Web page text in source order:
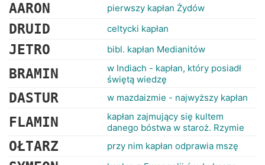
AARON pierwszy kapłan Żydów
DRUID celtycki kapłan
JETRO bibl. kapłan Medianitów
BRAMIN
w Indiach - kapłan, który posiadł
świętą wiedzę
DASTUR w mazdaizmie - najwyższy kapłan
FLAMIN
kapłan zajmujący się kultem
danego bóstwa w staroż. Rzymie
OŁTARZ przy nim kapłan odprawia mszę